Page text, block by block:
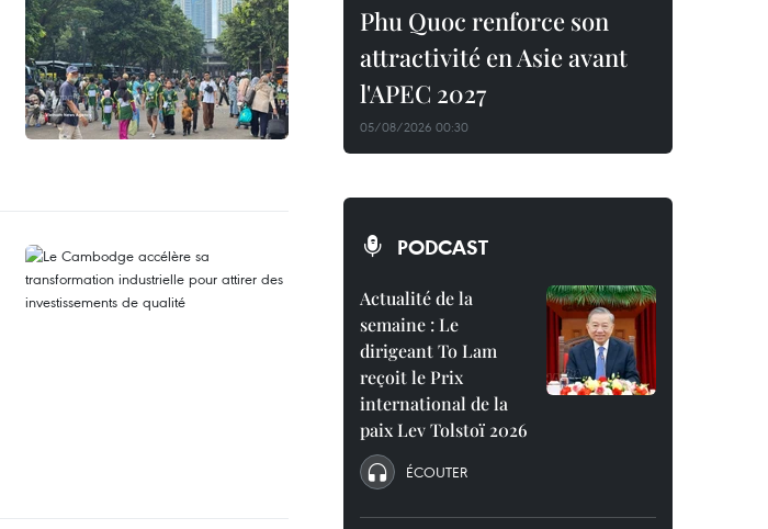
Phu Quoc renforce son
attractivité en Asie avant
l'APEC 2027
05/08/2026 00:30
PODCAST
Actualité de la
semaine : Le
dirigeant To Lam
reçoit le Prix
international de la
paix Lev Tolstoï 2026
ÉCOUTER